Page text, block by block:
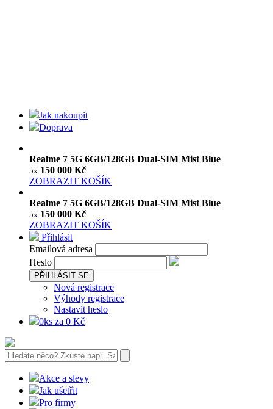
Jak nakoupit
Doprava
Realme 7 5G 6GB/128GB Dual-SIM Mist Blue
5x 150 000 Kč
ZOBRAZIT KOŠÍK
Realme 7 5G 6GB/128GB Dual-SIM Mist Blue
5x 150 000 Kč
ZOBRAZIT KOŠÍK
Přihlásit
Emailová adresa
Heslo
PŘIHLÁSIT SE
Nová registrace
Výhody registrace
Nastavit heslo
0ks za 0 Kč
Akce a slevy
Jak ušetřit
Pro firmy